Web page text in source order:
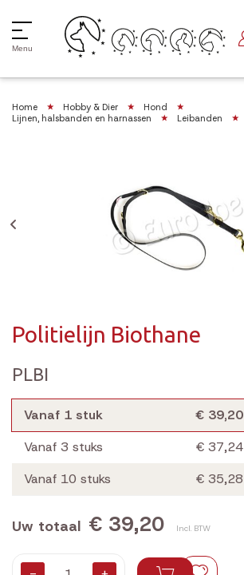
Menu
Home Hobby & Dier
Hond
Lijnen, halsbanden en harnassen
Leibanden
Politielijn Biothane
PLBI
Vanaf 1 stuk € 39,20
Vanaf 3 stuks € 37,24
Vanaf 10 stuks € 35,28
Uw totaal € 39,20 Incl. BTW